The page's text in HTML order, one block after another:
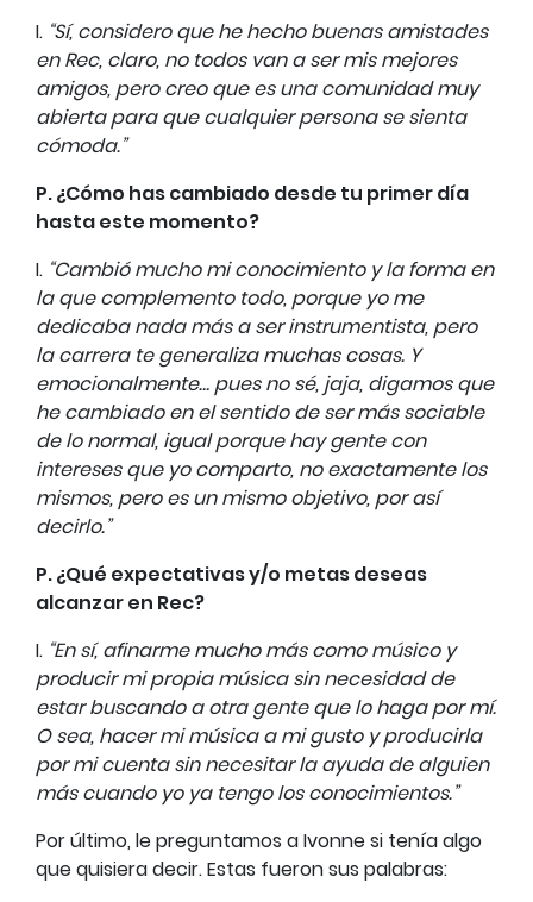
I. “Sí, considero que he hecho buenas amistades
en Rec, claro, no todos van a ser mis mejores
amigos, pero creo que es una comunidad muy
abierta para que cualquier persona se sienta
cómoda.”
P. ¿Cómo has cambiado desde tu primer día
hasta este momento?
I. “Cambió mucho mi conocimiento y la forma en
la que complemento todo, porque yo me
dedicaba nada más a ser instrumentista, pero
la carrera te generaliza muchas cosas. Y
emocionalmente… pues no sé, jaja, digamos que
he cambiado en el sentido de ser más sociable
de lo normal, igual porque hay gente con
intereses que yo comparto, no exactamente los
mismos, pero es un mismo objetivo, por así
decirlo.”
P. ¿Qué expectativas y/o metas deseas
alcanzar en Rec?
I. “En sí, afinarme mucho más como músico y
producir mi propia música sin necesidad de
estar buscando a otra gente que lo haga por mí.
O sea, hacer mi música a mi gusto y producirla
por mi cuenta sin necesitar la ayuda de alguien
más cuando yo ya tengo los conocimientos.”
Por último, le preguntamos a Ivonne si tenía algo
que quisiera decir. Estas fueron sus palabras: